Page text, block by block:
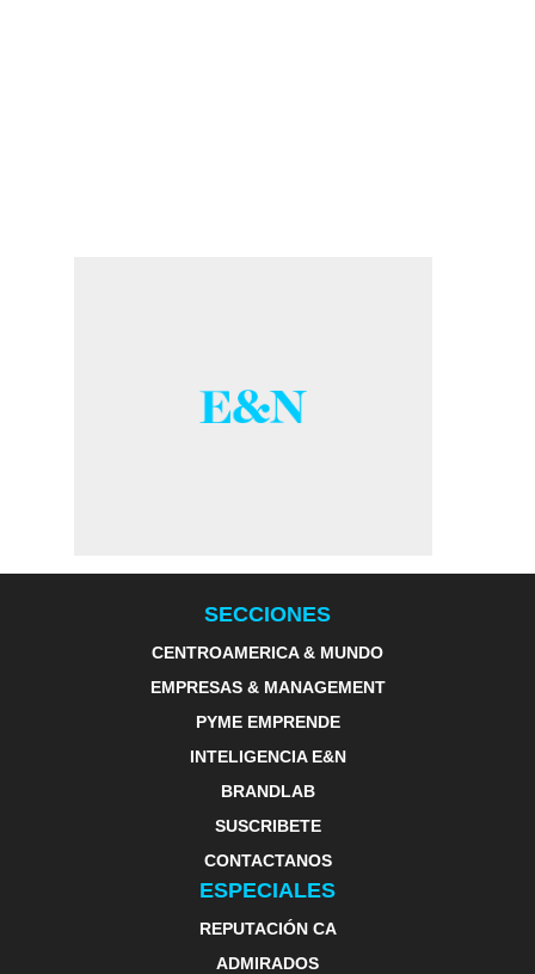
SECCIONES
CENTROAMERICA & MUNDO
EMPRESAS & MANAGEMENT
PYME EMPRENDE
INTELIGENCIA E&N
BRANDLAB
SUSCRIBETE
CONTACTANOS
ESPECIALES
REPUTACIÓN CA
ADMIRADOS